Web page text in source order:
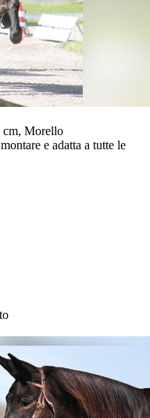
cm, Morello
e adatta a tutte le